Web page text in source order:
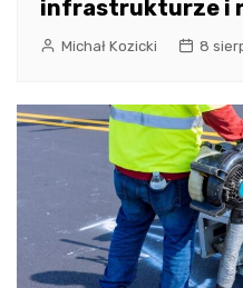
infrastrukturze i
Michał Kozicki 8